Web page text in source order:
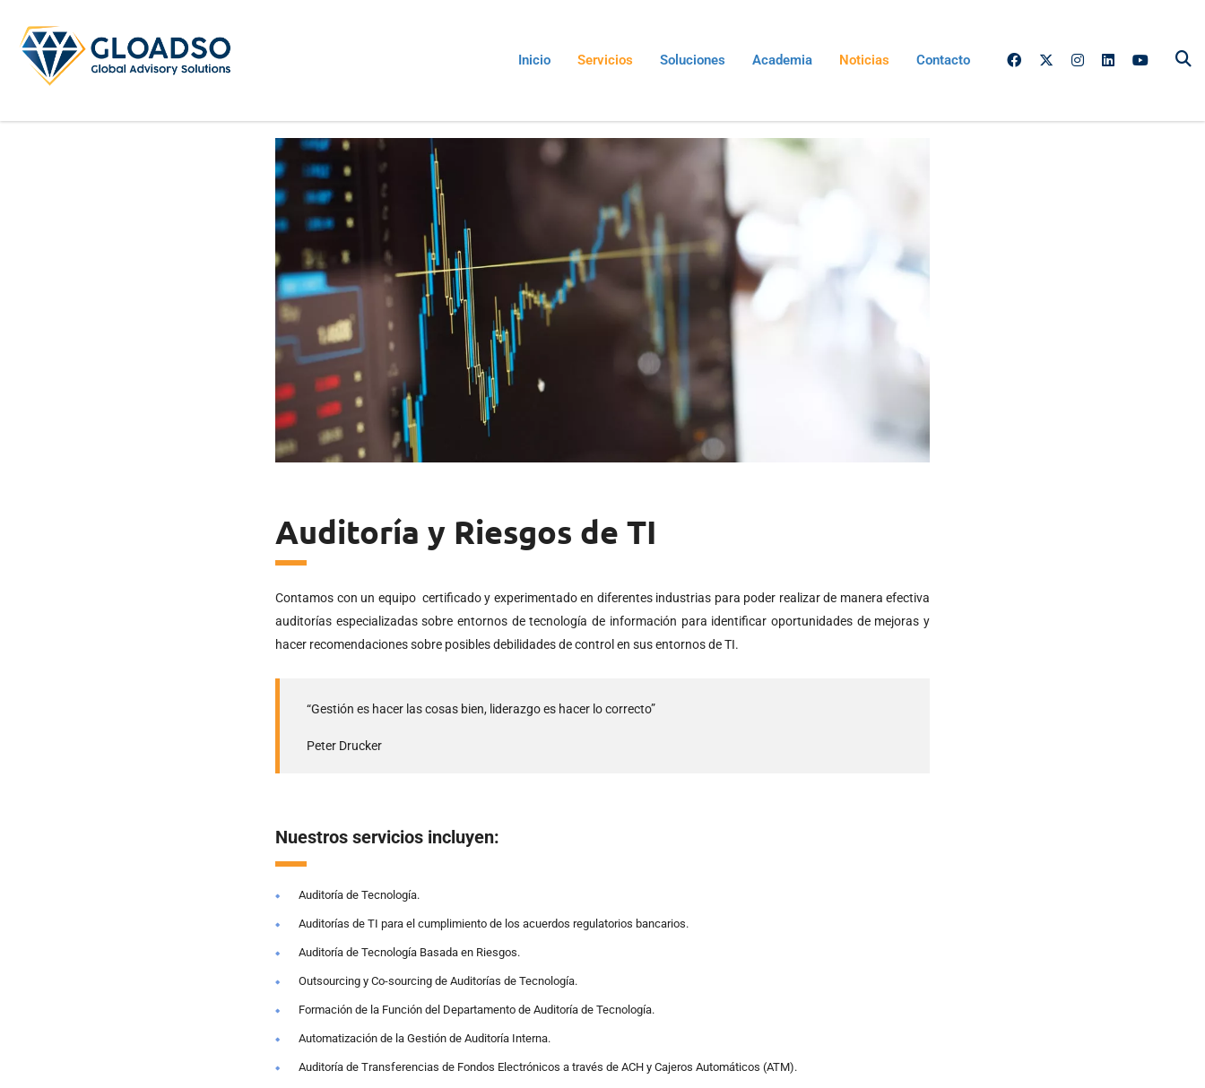
Inicio Servicios Soluciones Academia Noticias Contacto
Auditoría y Riesgos de TI
Contamos con un equipo certificado y experimentado en diferentes industrias para poder realizar de manera efectiva
auditorías especializadas sobre entornos de tecnología de información para identificar oportunidades de mejoras y
hacer recomendaciones sobre posibles debilidades de control en sus entornos de TI.
“Gestión es hacer las cosas bien, liderazgo es hacer lo correcto”
Peter Drucker
Nuestros servicios incluyen:
Auditoría de Tecnología.
Auditorías de TI para el cumplimiento de los acuerdos regulatorios bancarios.
Auditoría de Tecnología Basada en Riesgos.
Outsourcing y Co-sourcing de Auditorías de Tecnología.
Formación de la Función del Departamento de Auditoría de Tecnología.
Automatización de la Gestión de Auditoría Interna.
Auditoría de Transferencias de Fondos Electrónicos a través de ACH y Cajeros Automáticos (ATM).